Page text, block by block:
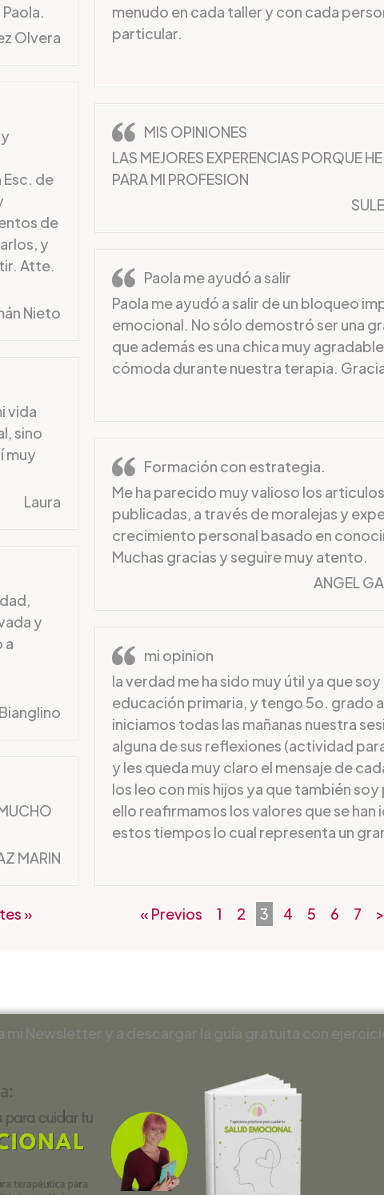
Olvera
de
de
y
Atte.
Nieto
vida
sino
muy
Laura
y
a
MARIN
»
menudo en cada taller y con cada
particular.
MIS OPINIONES
LAS MEJORES EXPERENCIAS PORQUE
PARA MI PROFESION
Paola me ayudó a salir
Paola me ayudó a salir de un bloqueo
emocional. No sólo demostró ser una
que además es una chica muy
cómoda durante nuestra terapia.
Formación con estrategia.
Me ha parecido muy valioso los
publicadas, a través de moralejas y
crecimiento personal basado en
Muchas gracias y seguire muy atento.
ANGEL
mi opinion
la verdad me ha sido muy útil ya que
educación primaria, y tengo 5o. grado
iniciamos todas las mañanas nuestra
alguna de sus reflexiones (actividad
y les queda muy claro el mensaje de
los leo con mis hijos ya que también
ello reafirmamos los valores que se
estos tiempos lo cual representa un
« Previos 1 2 3 4 5 6 7
mi Newsletter y a descargar la guía gratuita con